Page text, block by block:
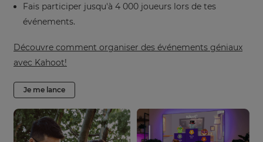
Fais participer jusqu'à 4 000 joueurs lors de tes
événements.
Découvre comment organiser des événements géniaux
avec Kahoot!
Je me lance